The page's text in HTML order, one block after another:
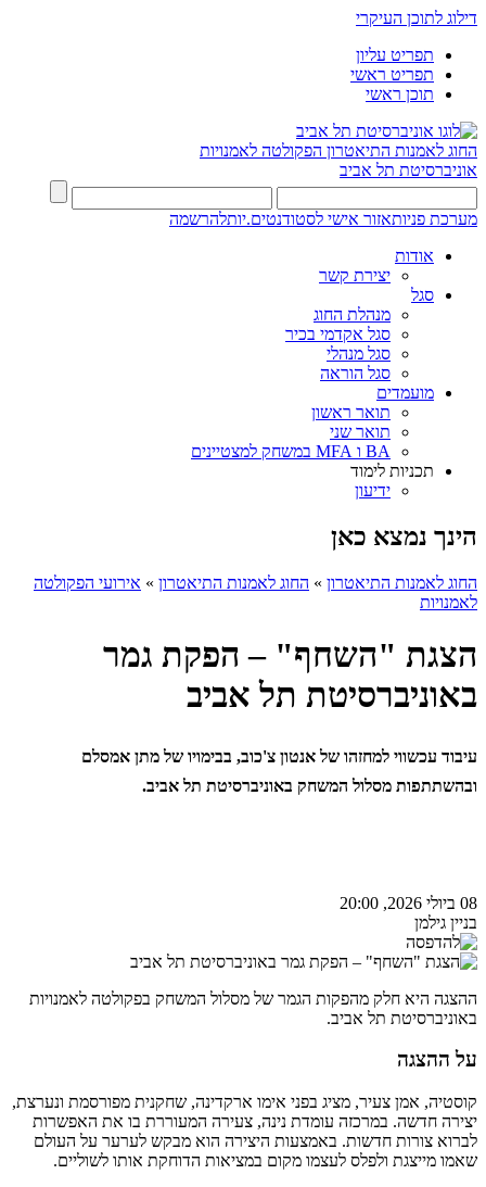
דילוג לתוכן העיקרי
תפריט עליון
תפריט ראשי
תוכן ראשי
החוג לאמנות התיאטרון הפקולטה לאמנויות
אוניברסיטת תל אביב
מערכת פניותאזור אישי לסטודנטים.יותלהרשמה
אודות
יצירת קשר
סגל
מנהלת החוג
סגל אקדמי בכיר
סגל מנהלי
סגל הוראה
מועמדים
תואר ראשון
תואר שני
BA ו MFA במשחק למצטיינים
תכניות לימוד
ידיעון
הינך נמצא כאן
החוג לאמנות התיאטרון » החוג לאמנות התיאטרון » אירועי הפקולטה
לאמנויות
הצגת "השחף" – הפקת גמר
באוניברסיטת תל אביב
עיבוד עכשווי למחזהו של אנטון צ'כוב, בבימויו של מתן אמסלם
ובהשתתפות מסלול המשחק באוניברסיטת תל אביב.
08 ביולי 2026, 20:00
בניין גילמן
ההצגה היא חלק מהפקות הגמר של מסלול המשחק בפקולטה לאמנויות
באוניברסיטת תל אביב.
על ההצגה
קוסטיה, אמן צעיר, מציג בפני אימו ארקדינה, שחקנית מפורסמת ונערצת,
יצירה חדשה. במרכזה עומדת נינה, צעירה המעוררת בו את האפשרות
לברוא צורות חדשות. באמצעות היצירה הוא מבקש לערער על העולם
שאמו מייצגת ולפלס לעצמו מקום במציאות הדוחקת אותו לשוליים.